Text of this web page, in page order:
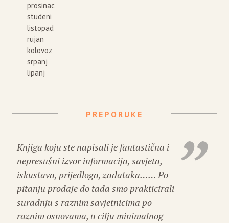
prosinac
studeni
listopad
rujan
kolovoz
srpanj
lipanj
PREPORUKE
Knjiga koju ste napisali je fantastična i
nepresušni izvor informacija, savjeta,
iskustava, prijedloga, zadataka…… Po
pitanju prodaje do tada smo prakticirali
suradnju s raznim savjetnicima po
raznim osnovama, u cilju minimalnog